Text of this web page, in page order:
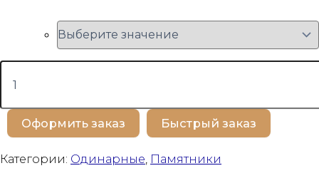
Количество
товара
Оформить заказ Быстрый заказ
Категории: Одинарные Памятники